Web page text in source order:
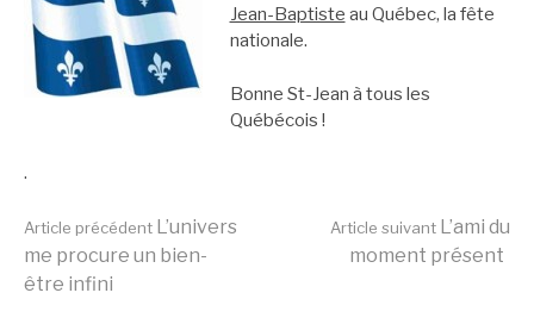
Jean-Baptiste au Québec, la fête
nationale.
Bonne St-Jean à tous les
Québécois !
.
Lire
Article précédent L’univers
me procure un bien-
être infini
Article suivant L’ami du
moment présent